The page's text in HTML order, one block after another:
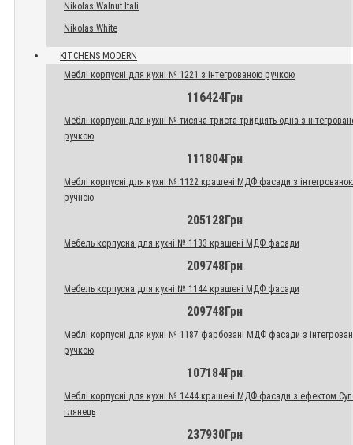
Nikolas Walnut Itali
Nikolas White
KITCHENS MODERN
Меблі корпусні для кухні № 1221 з інтегрованою ручкою
116424Грн
Меблі корпусні для кухні № тисяча триста тридцять одна з
ручкою
111804Грн
Меблі корпусні для кухні № 1122 крашені МДФ фасади з
ручною
205128Грн
Мебель корпусна для кухні № 1133 крашені МДФ фасади
209748Грн
Мебель корпусна для кухні № 1144 крашені МДФ фасади
209748Грн
Меблі корпусні для кухні № 1187 фарбовані МДФ фасади з
ручкою
107184Грн
Меблі корпусні для кухні № 1444 крашені МДФ фасади з ефектом
глянець
237930Грн